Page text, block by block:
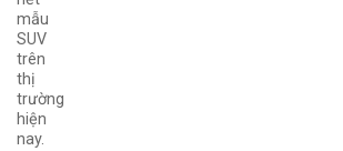
mẫu
SUV
trên
thị
trường
hiện
nay.